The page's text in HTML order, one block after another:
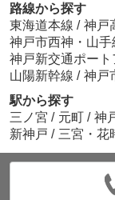
路線から探す
東海道本線 / 神戸
神戸市西神・山手
神戸新交通ポー
山陽新幹線 / 神戸
駅から探す
三ノ宮 / 元町 / 神
新神戸 / 三宮・花